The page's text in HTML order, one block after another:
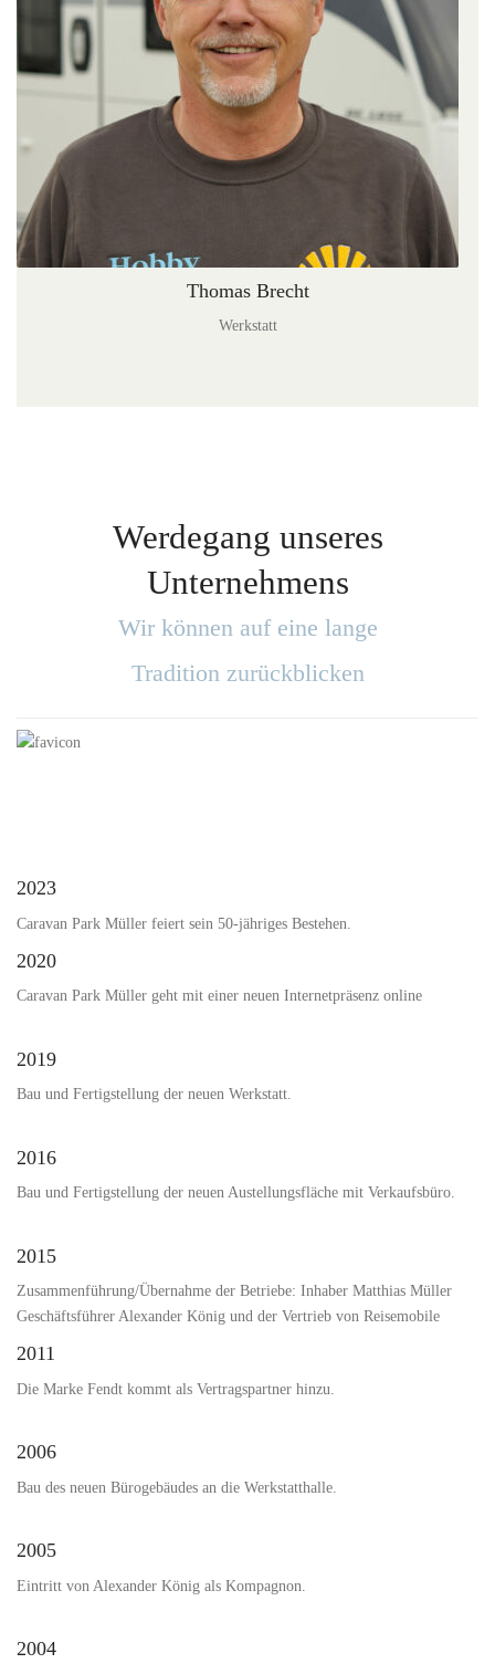
Thomas Brecht
Werkstatt
Werdegang unseres
Unternehmens
Wir können auf eine lange
Tradition zurückblicken
2023
Caravan Park Müller feiert sein 50-jähriges Bestehen.
2020
Caravan Park Müller geht mit einer neuen Internetpräsenz online
2019
Bau und Fertigstellung der neuen Werkstatt.
2016
Bau und Fertigstellung der neuen Austellungsfläche mit Verkaufsbüro.
2015
Zusammenführung/Übernahme der Betriebe: Inhaber Matthias Müller
Geschäftsführer Alexander König und der Vertrieb von Reisemobile
2011
Die Marke Fendt kommt als Vertragspartner hinzu.
2006
Bau des neuen Bürogebäudes an die Werkstatthalle.
2005
Eintritt von Alexander König als Kompagnon.
2004